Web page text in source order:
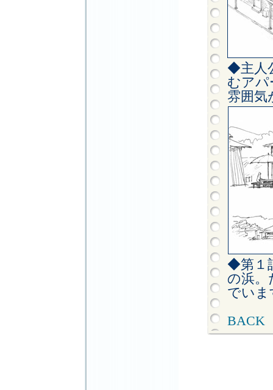
◆主人
むアパ
雰囲気
◆第１
の浜。
でいま
BACK